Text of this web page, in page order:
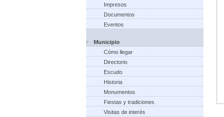
Impresos
Documentos
Eventos
Municipio
Cómo llegar
Directorio
Escudo
Historia
Monumentos
Fiestas y tradiciones
Visitas de interés